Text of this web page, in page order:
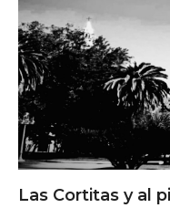
Las Cortitas y al